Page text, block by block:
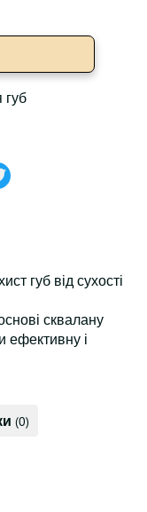
губ
губ від сухості
сквалану
ефективну і
(0)